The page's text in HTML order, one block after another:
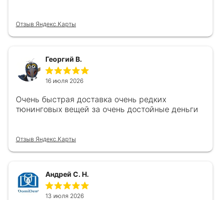
Отзыв Яндекс.Карты
Георгий В.
16 июля 2026
Очень быстрая доставка очень редких
тюнинговых вещей за очень достойные деньги
Отзыв Яндекс.Карты
Андрей С. Н.
13 июля 2026